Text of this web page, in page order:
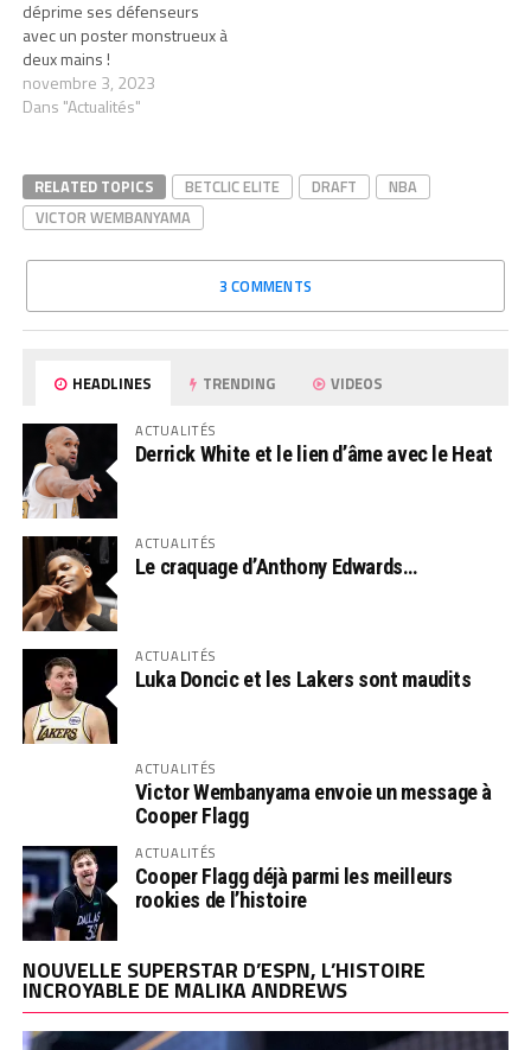
déprime ses défenseurs
avec un poster monstrueux à
deux mains !
novembre 3, 2023
Dans "Actualités"
RELATED TOPICS BETCLIC ELITE DRAFT
NBA
VICTOR WEMBANYAMA
3 COMMENTS
HEADLINES TRENDING VIDEOS
ACTUALITÉS
Derrick White et le lien d’âme avec le Heat
ACTUALITÉS
Le craquage d’Anthony Edwards…
ACTUALITÉS
Luka Doncic et les Lakers sont maudits
ACTUALITÉS
Victor Wembanyama envoie un message à
Cooper Flagg
ACTUALITÉS
Cooper Flagg déjà parmi les meilleurs
rookies de l’histoire
NOUVELLE SUPERSTAR D’ESPN, L’HISTOIRE
INCROYABLE DE MALIKA ANDREWS